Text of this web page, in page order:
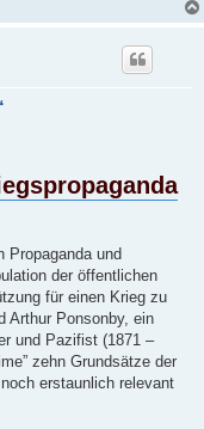
Propaganda und
der öffentlichen
für einen Krieg zu
Arthur Ponsonby, ein
und Pazifist (1871 –
zehn Grundsätze der
erstaunlich relevant